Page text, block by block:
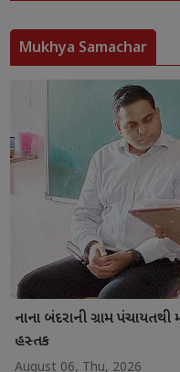
Mukhya Samachar
નાના બંદરાની ગ્રામ
હસ્તક
August 06, Thu, 2026